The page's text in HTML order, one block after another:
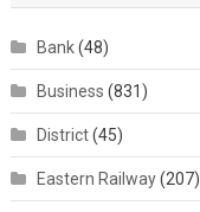
Bank(48)
Business (831)
District(45)
Eastern Railway(207)